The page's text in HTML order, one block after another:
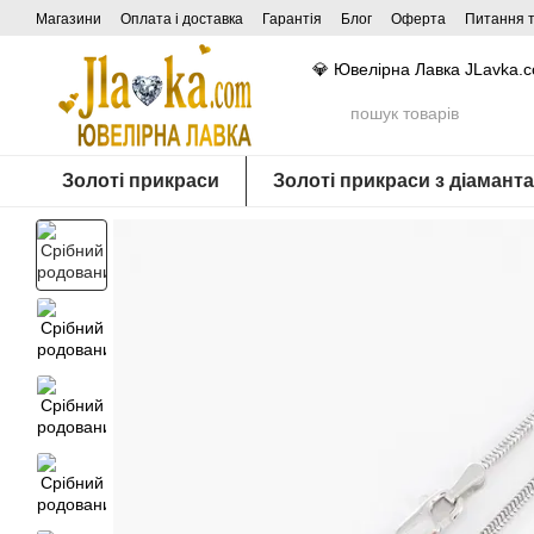
Перейти до основного контенту
Магазини Оплата і доставка Гарантія Блог Оферта Питання
💎 Ювелірна Лавка
Золоті прикраси Золоті прикраси з